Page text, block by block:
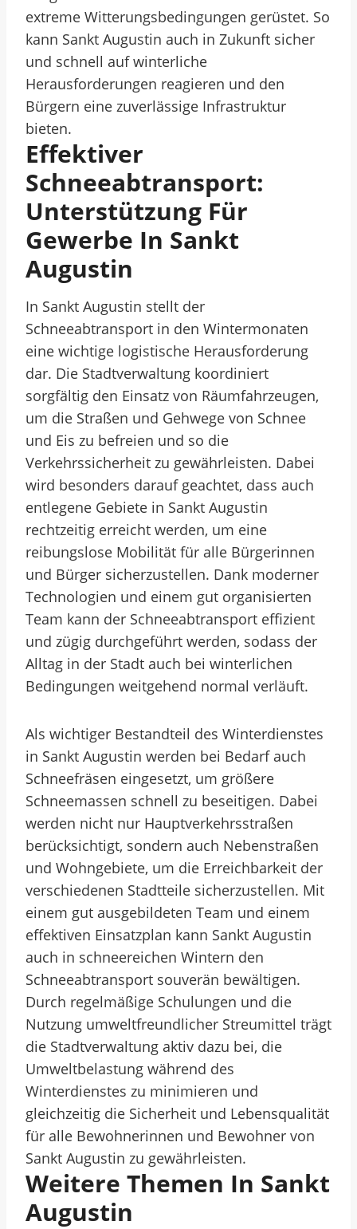
extreme Witterungsbedingungen gerüstet. So
kann Sankt Augustin auch in Zukunft sicher
und schnell auf winterliche
Herausforderungen reagieren und den
Bürgern eine zuverlässige Infrastruktur
bieten.
Effektiver
Schneeabtransport:
Unterstützung Für
Gewerbe In Sankt
Augustin
In Sankt Augustin stellt der
Schneeabtransport in den Wintermonaten
eine wichtige logistische Herausforderung
dar. Die Stadtverwaltung koordiniert
sorgfältig den Einsatz von Räumfahrzeugen,
um die Straßen und Gehwege von Schnee
und Eis zu befreien und so die
Verkehrssicherheit zu gewährleisten. Dabei
wird besonders darauf geachtet, dass auch
entlegene Gebiete in Sankt Augustin
rechtzeitig erreicht werden, um eine
reibungslose Mobilität für alle Bürgerinnen
und Bürger sicherzustellen. Dank moderner
Technologien und einem gut organisierten
Team kann der Schneeabtransport effizient
und zügig durchgeführt werden, sodass der
Alltag in der Stadt auch bei winterlichen
Bedingungen weitgehend normal verläuft.
Als wichtiger Bestandteil des Winterdienstes
in Sankt Augustin werden bei Bedarf auch
Schneefräsen eingesetzt, um größere
Schneemassen schnell zu beseitigen. Dabei
werden nicht nur Hauptverkehrsstraßen
berücksichtigt, sondern auch Nebenstraßen
und Wohngebiete, um die Erreichbarkeit der
verschiedenen Stadtteile sicherzustellen. Mit
einem gut ausgebildeten Team und einem
effektiven Einsatzplan kann Sankt Augustin
auch in schneereichen Wintern den
Schneeabtransport souverän bewältigen.
Durch regelmäßige Schulungen und die
Nutzung umweltfreundlicher Streumittel trägt
die Stadtverwaltung aktiv dazu bei, die
Umweltbelastung während des
Winterdienstes zu minimieren und
gleichzeitig die Sicherheit und Lebensqualität
für alle Bewohnerinnen und Bewohner von
Sankt Augustin zu gewährleisten.
Weitere Themen In Sankt
Augustin